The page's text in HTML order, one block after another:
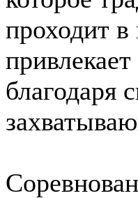
проходит в
благодаря